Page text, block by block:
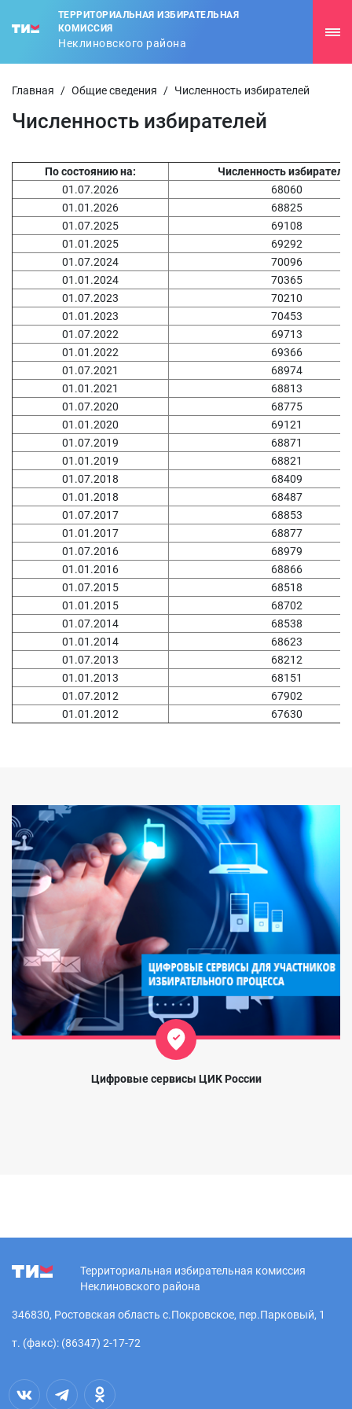
ТЕРРИТОРИАЛЬНАЯ ИЗБИРАТЕЛЬНАЯ
КОМИССИЯ
Неклиновского района
Главная / Общие сведения / Численность избирателей
Численность избирателей
По состоянию на:
Численность
01.07.2026
68060
01.01.2026
68825
01.07.2025
69108
01.01.2025
69292
01.07.2024
70096
01.01.2024
70365
01.07.2023
70210
01.01.2023
70453
01.07.2022
69713
01.01.2022
69366
01.07.2021
68974
01.01.2021
68813
01.07.2020
68775
01.01.2020
69121
01.07.2019
68871
01.01.2019
68821
01.07.2018
68409
01.01.2018
68487
01.07.2017
68853
01.01.2017
68877
01.07.2016
68979
01.01.2016
68866
01.07.2015
68518
01.01.2015
68702
01.07.2014
68538
01.01.2014
68623
01.07.2013
68212
01.01.2013
68151
01.07.2012
67902
01.01.2012
67630
Цифровые сервисы ЦИК России
Территориальная избирательная комиссия
Неклиновского района
346830, Ростовская область с.Покровское, пер.Парковый, 1
т. (факс): (86347) 2-17-72